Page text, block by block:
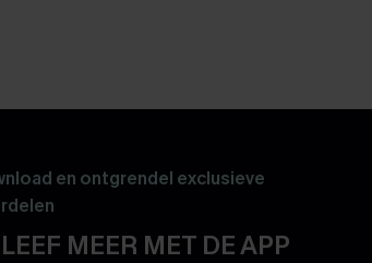
en ontgrendel exclusieve
MEER MET DE APP